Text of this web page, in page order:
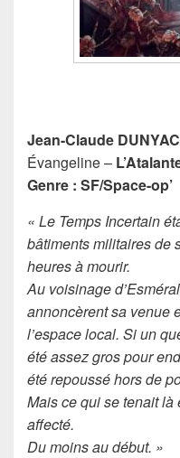
Jean-Claude
Évangeline –
Genre : SF/Space-op’
« Le Temps Incertain
bâtiments militaires de
heures à mourir.
Au voisinage
annoncèrent sa venue
l’espace local. Si un
été assez gros pour
été repoussé hors de
Mais ce qui se tenait là
affecté.
Du moins au début. »